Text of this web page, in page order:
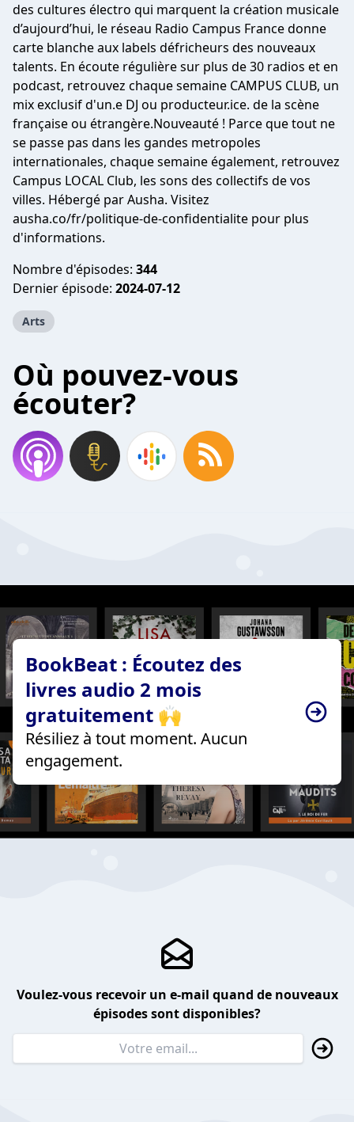
des cultures électro qui marquent la création musicale
d’aujourd’hui, le réseau Radio Campus France donne
carte blanche aux labels défricheurs des nouveaux
talents. En écoute régulière sur plus de 30 radios et en
podcast, retrouvez chaque semaine CAMPUS CLUB, un
mix exclusif d'un.e DJ ou producteur.ice. de la scène
française ou étrangère.Nouveauté ! Parce que tout ne
se passe pas dans les gandes metropoles
internationales, chaque semaine également, retrouvez
Campus LOCAL Club, les sons des collectifs de vos
villes. Hébergé par Ausha. Visitez
ausha.co/fr/politique-de-confidentialite pour plus
d'informations.
Nombre d'épisodes: 344
Dernier épisode: 2024-07-12
Arts
Où pouvez-vous
écouter?
BookBeat : Écoutez des
livres audio 2 mois
gratuitement 🙌
Résiliez à tout moment. Aucun
engagement.
Voulez-vous recevoir un e-mail quand de nouveaux
épisodes sont disponibles?